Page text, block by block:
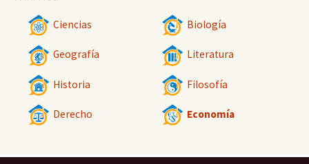
Ciencias Biología
Geografía Literatura
Historia Filosofía
Derecho Economía